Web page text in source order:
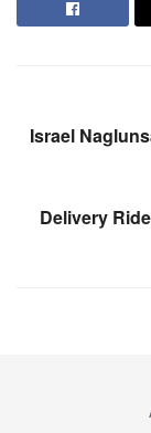
Israel
Delivery